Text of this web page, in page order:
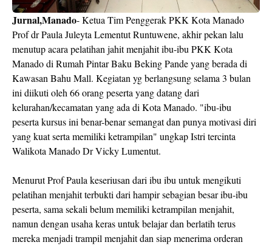
Jurnal,Manado- Ketua Tim Penggerak PKK Kota Manado
Prof dr Paula Juleyta Lementut Runtuwene, akhir pekan lalu
menutup acara pelatihan jahit menjahit ibu-ibu PKK Kota
Manado di Rumah Pintar Baku Beking Pande yang berada di
Kawasan Bahu Mall. Kegiatan yg berlangsung selama 3 bulan
ini diikuti oleh 66 orang peserta yang datang dari
kelurahan/kecamatan yang ada di Kota Manado. "ibu-ibu
peserta kursus ini benar-benar semangat dan punya motivasi diri
yang kuat serta memiliki ketrampilan" ungkap Istri tercinta
Walikota Manado Dr Vicky Lumentut.
Menurut Prof Paula keseriusan dari ibu ibu untuk mengikuti
pelatihan menjahit terbukti dari hampir sebagian besar ibu-ibu
peserta, sama sekali belum memiliki ketrampilan menjahit,
namun dengan usaha keras untuk belajar dan berlatih terus
mereka menjadi trampil menjahit dan siap menerima orderan